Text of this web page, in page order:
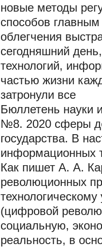
новые методы
способов
облегчения
сегодняшний
технологий,
частью жизни
затронули все
Бюллетень науки
№8. 2020 сферы
государства. В
информационных
Как пишет А. А.
революционных
(цифровой
социальную,
реальность, в